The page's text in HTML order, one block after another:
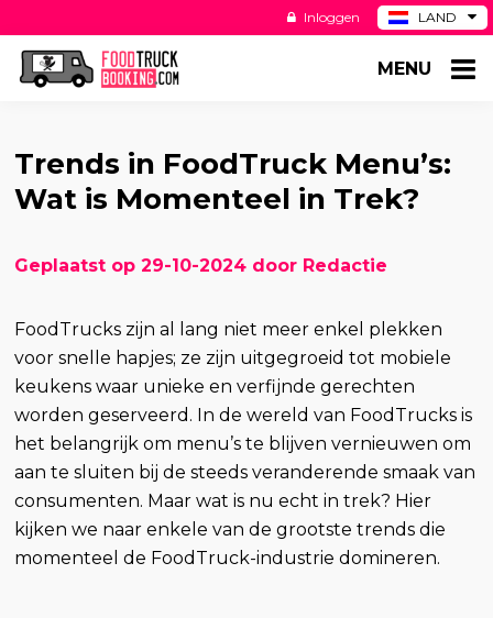
LAND
DE
Inloggen
MENU
Trends in FoodTruck Menu’s:
Wat is Momenteel in Trek?
Geplaatst op 29-10-2024 door Redactie
FoodTrucks zijn al lang niet meer enkel plekken
voor snelle hapjes; ze zijn uitgegroeid tot mobiele
keukens waar unieke en verfijnde gerechten
worden geserveerd. In de wereld van FoodTrucks is
het belangrijk om menu’s te blijven vernieuwen om
aan te sluiten bij de steeds veranderende smaak van
consumenten. Maar wat is nu echt in trek? Hier
kijken we naar enkele van de grootste trends die
momenteel de FoodTruck-industrie domineren.